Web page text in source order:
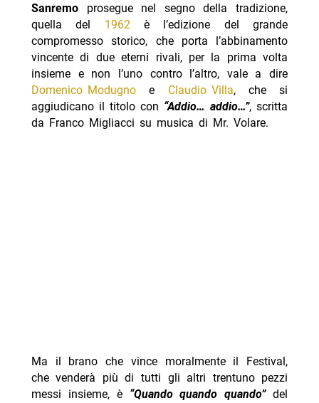
Sanremoprosegue nel segno della tradizione,
quella del 1962è l’edizione del grande
compromesso storico, che porta l’abbinamento
vincente di due eterni rivali, per la prima volta
insieme e non l’uno contro l’altro, vale a dire
Domenico Modugnoe Claudio Villa, che si
aggiudicano il titolo con “Addio… addio…”, scritta
da Franco Migliacci su musica di Mr. Volare.
Ma il brano che vince moralmente il Festival,
che venderà più di tutti gli altri trentuno pezzi
messi insieme, è “Quando quando quando”del